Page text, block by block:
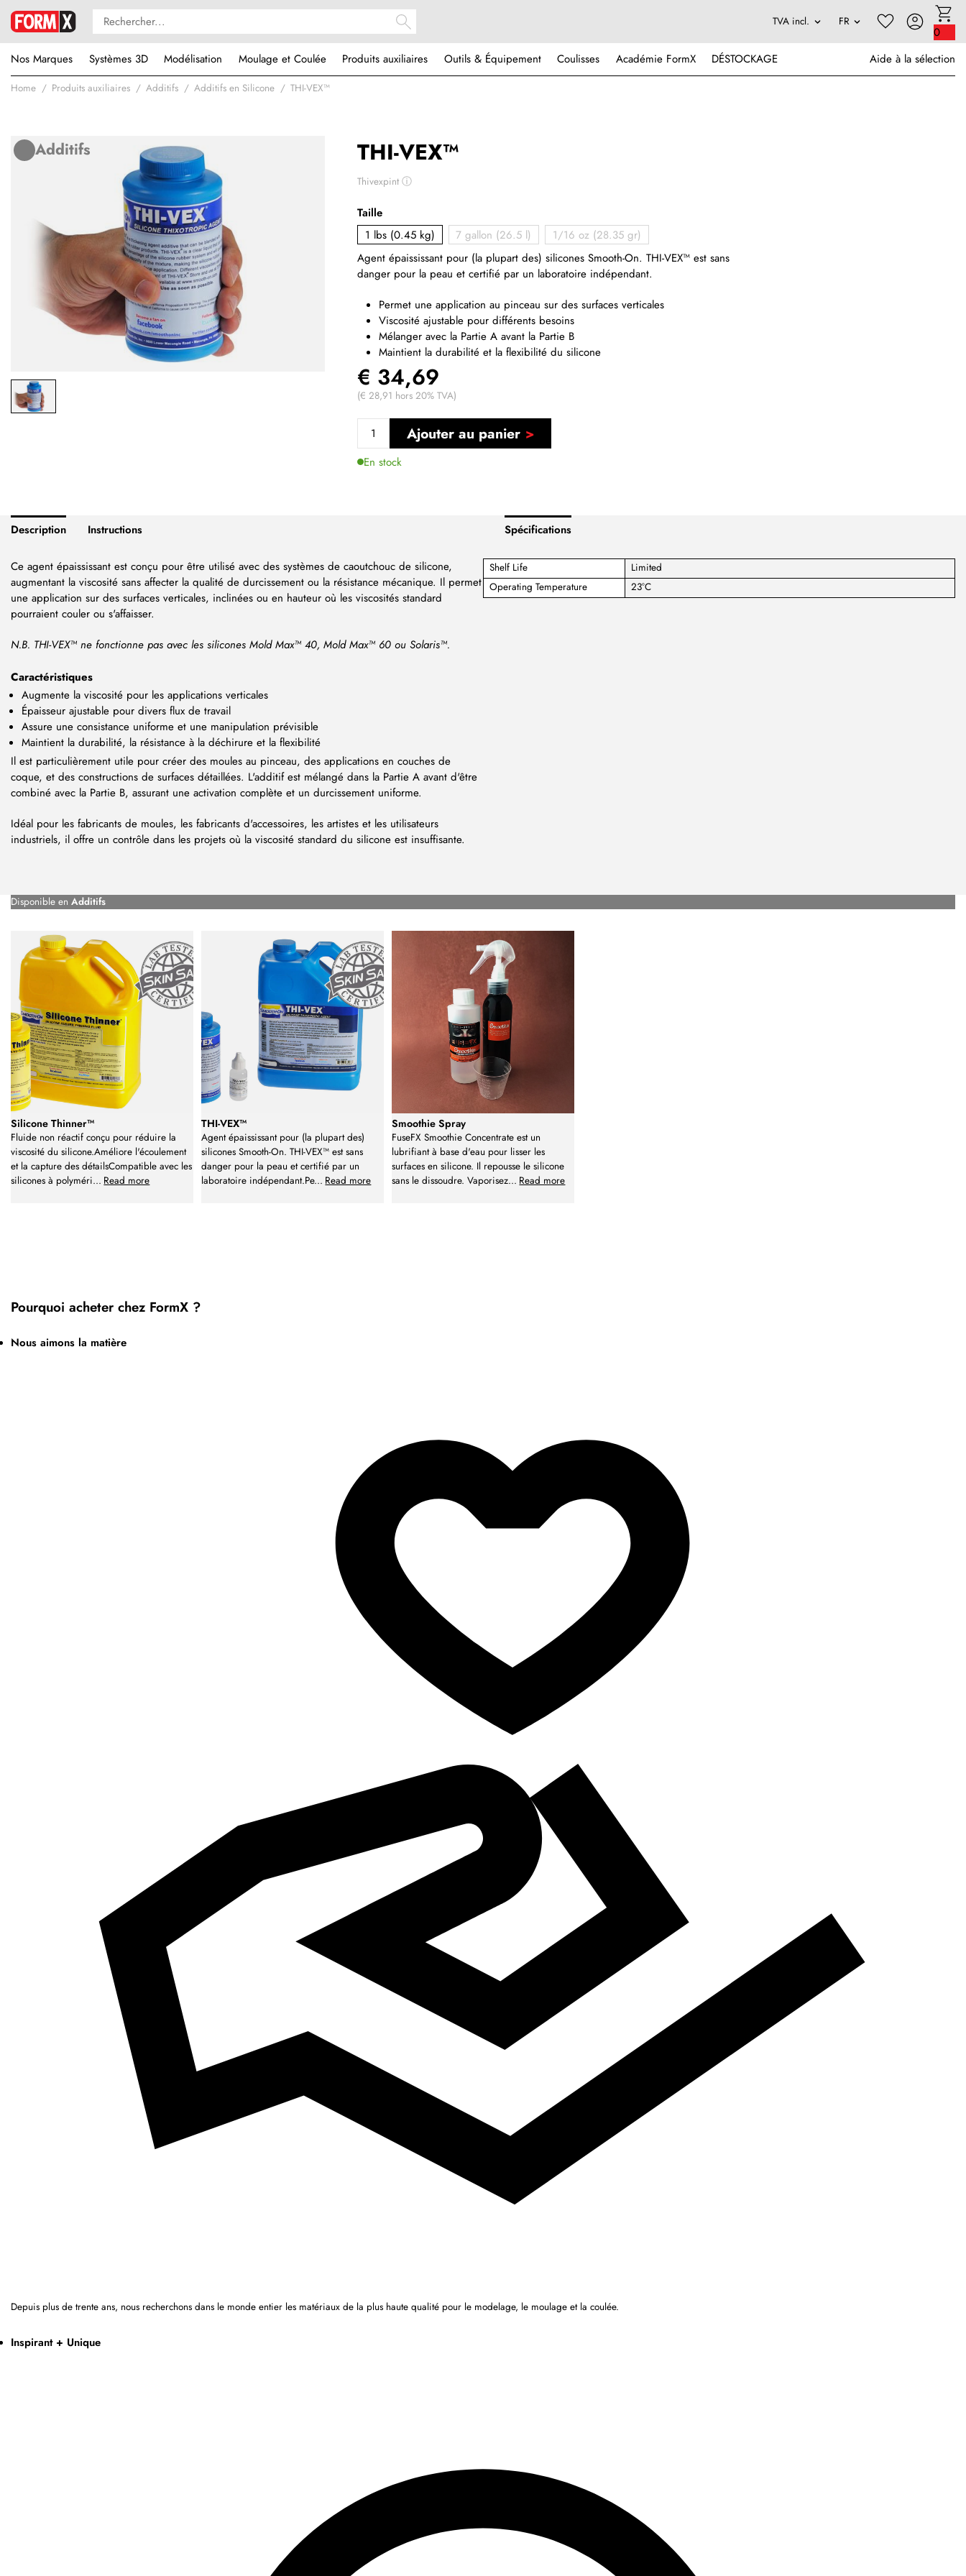
0
Nos Marques
Systèmes 3D Modélisation Moulage et Coulée Produits auxiliaires Outils & Équipement Coulisses Académie FormX DÉSTOCKAGE Aide à la sélection
Home Produits auxiliaires Additifs Additifs en Silicone THI-VEX™
THI-VEX™
Thivexpintⓘ
Additifs
Taille
1 lbs (0.45 kg)
7 gallon (26.5 l)
1/16 oz (28.35 gr)
Agent épaississant pour (la plupart des) silicones Smooth-On.THI-VEX™ est sans
danger pour la peau et certifié par un laboratoire indépendant.
Permet une application au pinceau sur des surfaces verticales
Viscosité ajustable pour différents besoins
Mélanger avec la Partie A avant la Partie B
Maintient la durabilité et la flexibilité du silicone
€ 34,69
(€ 28,91 hors 20% TVA)
Ajouter au panier
En stock
Description Instructions Spécifications
Ce agent épaississant est conçu pour être utilisé avec des systèmes de caoutchouc de silicone,
augmentant la viscosité sans affecter la qualité de durcissement ou la résistance mécanique. Il permet
une application sur des surfaces verticales, inclinées ou en hauteur où les viscosités standard
pourraient couler ou s'affaisser.
N.B. THI-VEX™ ne fonctionne pas avec les silicones Mold Max™ 40, Mold Max™ 60 ou Solaris™.
Caractéristiques
Augmente la viscosité pour les applications verticales
Épaisseur ajustable pour divers flux de travail
Assure une consistance uniforme et une manipulation prévisible
Maintient la durabilité, la résistance à la déchirure et la flexibilité
Il est particulièrement utile pour créer des moules au pinceau, des applications en couches de
coque, et des constructions de surfaces détaillées. L'additif est mélangé dans la Partie A avant d'être
combiné avec la Partie B, assurant une activation complète et un durcissement uniforme.
Idéal pour les fabricants de moules, les fabricants d'accessoires, les artistes et les utilisateurs
industriels, il offre un contrôle dans les projets où la viscosité standard du silicone est insuffisante.
Shelf Life
Limited
Operating Temperature
23°C
Disponible en Additifs
Silicone Thinner™
Fluide non réactif conçu pour réduire la
viscosité du silicone.Améliore l'écoulement
et la capture des détailsCompatible avec les
silicones à polyméri... Read more
THI-VEX™
Agent épaississant pour (la plupart des)
silicones Smooth-On. THI-VEX™ est sans
danger pour la peau et certifié par un
laboratoire indépendant.Pe... Read more
Smoothie Spray
FuseFX Smoothie Concentrate est un
lubrifiant à base d'eau pour lisser les
surfaces en silicone. Il repousse le silicone
sans le dissoudre. Vaporisez... Read more
Pourquoi acheter chez FormX ?
Nous aimons la matière
Depuis plus de trente ans, nous recherchons dans le monde entier les matériaux de la plus haute qualité pour le modelage, le moulage et la coulée.
Inspirant + Unique